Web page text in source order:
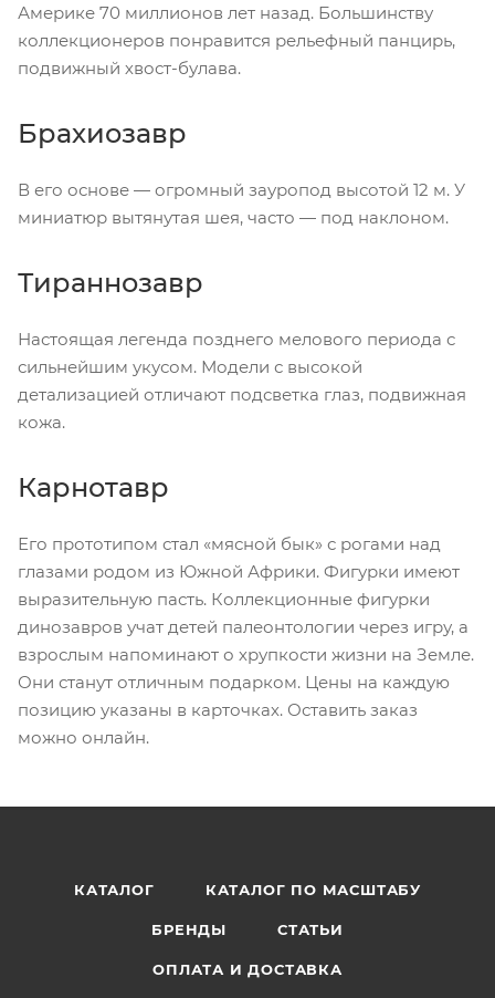
Америке 70 миллионов лет назад. Большинству
коллекционеров понравится рельефный панцирь,
подвижный хвост-булава.
Брахиозавр
В его основе — огромный зауропод высотой 12 м. У
миниатюр вытянутая шея, часто — под наклоном.
Тираннозавр
Настоящая легенда позднего мелового периода с
сильнейшим укусом. Модели с высокой
детализацией отличают подсветка глаз, подвижная
кожа.
Карнотавр
Его прототипом стал «мясной бык» с рогами над
глазами родом из Южной Африки. Фигурки имеют
выразительную пасть. Коллекционные фигурки
динозавров учат детей палеонтологии через игру, а
взрослым напоминают о хрупкости жизни на Земле.
Они станут отличным подарком. Цены на каждую
позицию указаны в карточках. Оставить заказ
можно онлайн.
КАТАЛОГ КАТАЛОГ ПО МАСШТАБУ
БРЕНДЫ СТАТЬИ
ОПЛАТА И ДОСТАВКА